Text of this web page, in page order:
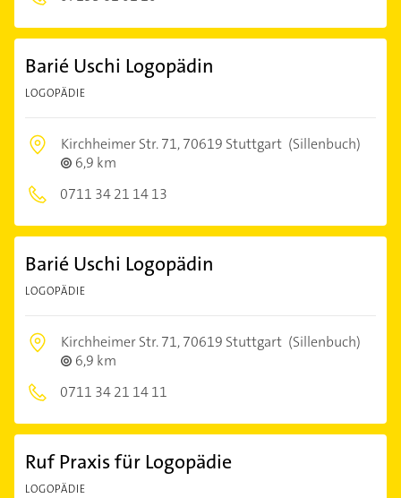
Barié Uschi Logopädin
LOGOPÄDIE
Kirchheimer Str. 71,70619 Stuttgart (Sillenbuch)
6,9 km
0711 34 21 14 13
Barié Uschi Logopädin
LOGOPÄDIE
Kirchheimer Str. 71,70619 Stuttgart (Sillenbuch)
6,9 km
0711 34 21 14 11
Ruf Praxis für Logopädie
LOGOPÄDIE